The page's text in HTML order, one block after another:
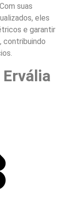
suas
eles
e garantir
contribuindo